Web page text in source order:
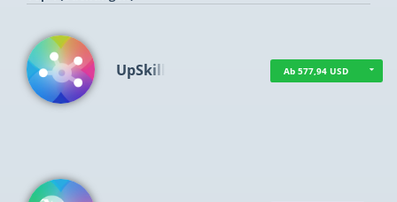
UpSkill Ab 577,94 USD